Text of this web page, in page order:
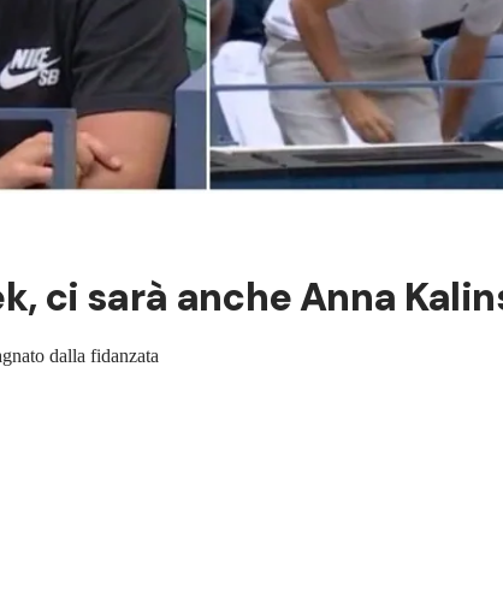
ci sarà anche Anna
dalla fidanzata